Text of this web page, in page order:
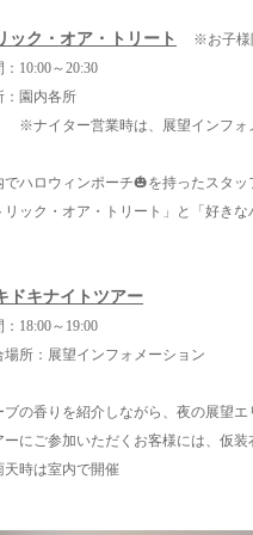
ック・オア・トリート
※お子様
：10:00～20:30
：園内各所
イター営業時は、展望インフォ
でハロウィンポーチ🎃を持ったスタッ
リック・オア・トリート」と「好き
ドキナイトツアー
：18:00～19:00
場所：展望インフォメーション
ブの香りを紹介しながら、夜の展望エ
ーにご参加いただくお客様には、仮
時は室内で開催